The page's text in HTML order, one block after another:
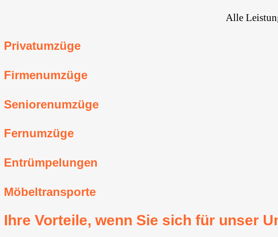
Alle
Privatumzüge
Firmenumzüge
Seniorenumzüge
Fernumzüge
Entrümpelungen
Möbeltransporte
Ihre Vorteile, wenn Sie sich für unser